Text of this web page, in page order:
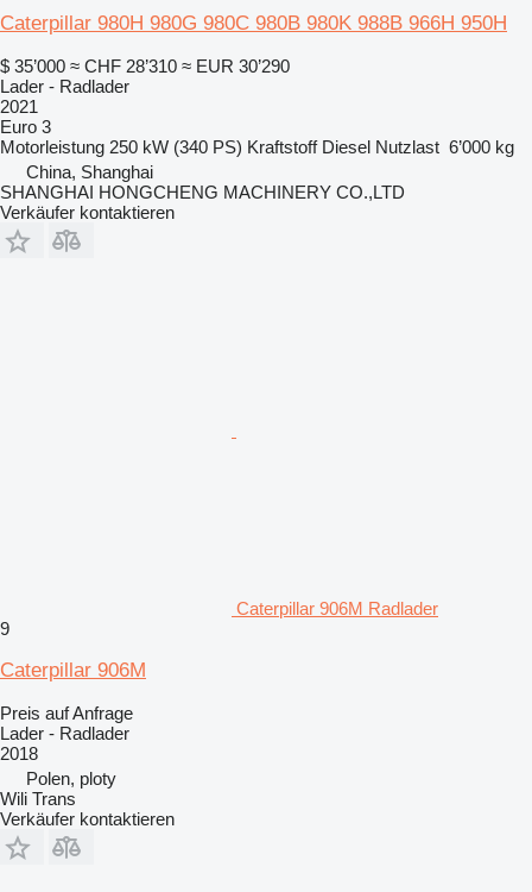
Caterpillar 980H 980G 980C 980B 980K 988B 966H 950H
$ 35’000 ≈ CHF 28’310 ≈ EUR 30’290
Lader - Radlader
2021
Euro 3
Motorleistung 250 kW (340 PS) Kraftstoff Diesel Nutzlast 6’000 kg
China, Shanghai
SHANGHAI HONGCHENG MACHINERY CO.,LTD
Verkäufer kontaktieren
Caterpillar 906M Radlader
9
Caterpillar 906M
Preis auf Anfrage
Lader - Radlader
2018
Polen, ploty
Wili Trans
Verkäufer kontaktieren